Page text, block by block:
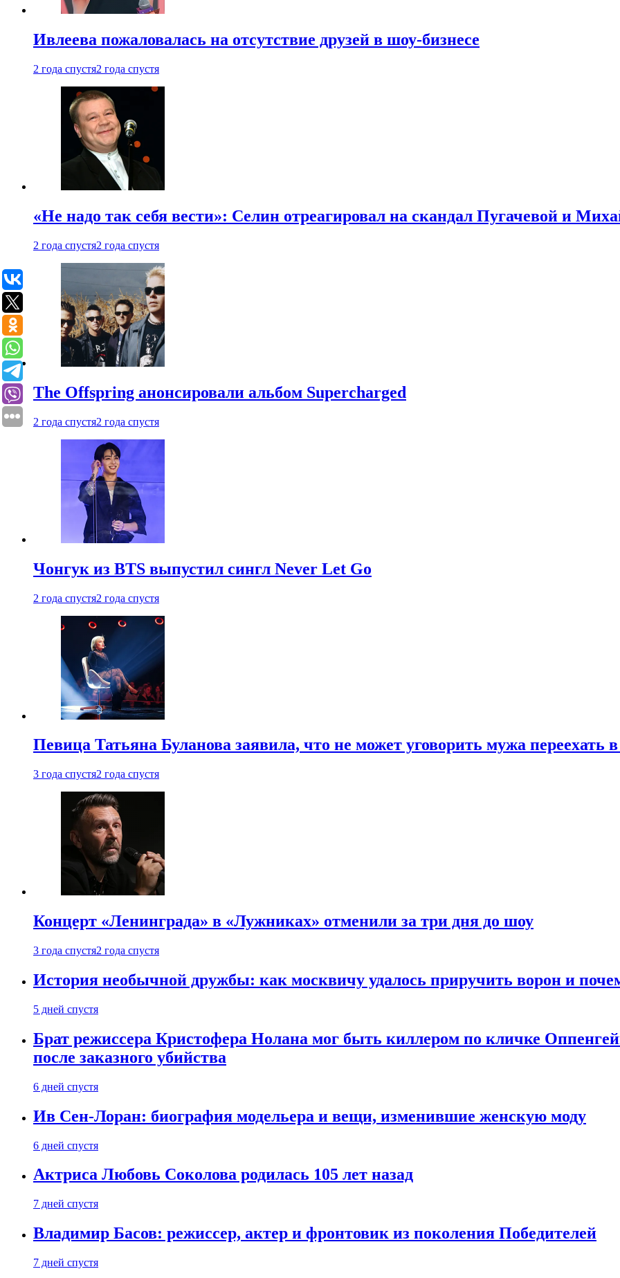
Ивлеева пожаловалась на отсутствие друзей в шоу-бизнесе
2 года спустя2 года спустя
«Не надо так себя вести»: Селин отреагировал на скандал Пугачевой и
2 года спустя2 года спустя
The Offspring анонсировали альбом Supercharged
2 года спустя2 года спустя
Чонгук из BTS выпустил сингл Never Let Go
2 года спустя2 года спустя
Певица Татьяна Буланова заявила, что не может уговорить мужа переехать
3 года спустя2 года спустя
Концерт «Ленинграда» в «Лужниках» отменили за три дня до шоу
3 года спустя2 года спустя
История необычной дружбы: как москвичу удалось приручить ворон и
5 дней спустя
Брат режиссера Кристофера Нолана мог быть киллером по кличке
после заказного убийства
6 дней спустя
Ив Сен-Лоран: биография модельера и вещи, изменившие женскую моду
6 дней спустя
Актриса Любовь Соколова родилась 105 лет назад
7 дней спустя
Владимир Басов: режиссер, актер и фронтовик из поколения Победителей
7 дней спустя